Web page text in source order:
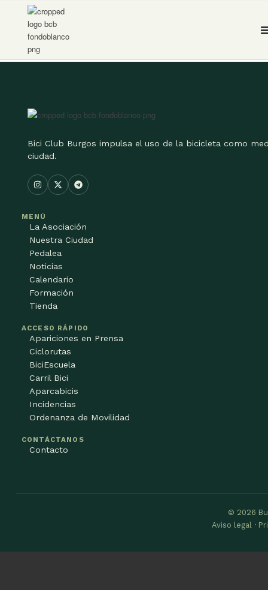
Bici Club Burgos impulsa el uso de la bicicleta como
ciudad.
MENÚ
La Asociación
Nuestra Ciudad
Pedalea
Noticias
Calendario
Formación
Tienda
ACCESO RÁPIDO
Apariciones en Prensa
Ciclorutas
BiciEscuela
Carril Bici
Aparcabicis
Incidencias
Ordenanza de Movilidad
CONTÁCTANOS
Contacto
© 2026
Aviso legal ·